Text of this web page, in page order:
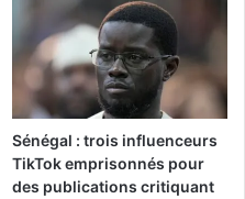
Sénégal : trois influenceurs
TikTok emprisonnés pour
des publications critiquant